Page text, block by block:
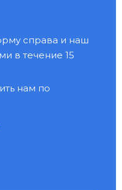
справа и наш
в течение 15
нам по